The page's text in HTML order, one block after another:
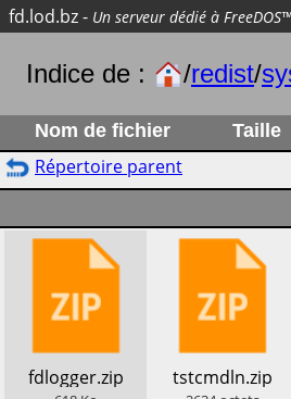
fd.lod.bz- Un serveur dédié à
Indice de : /redist/
Nom de fichier Taille
Répertoire parent
​fdlogger.zip ​tstcmdln.zip